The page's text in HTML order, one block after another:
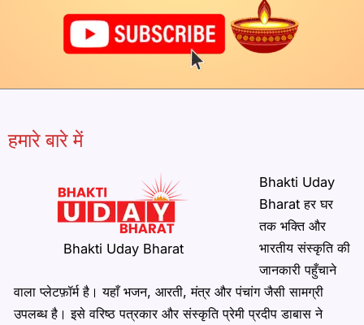
हमारे बारे में
Bhakti Uday Bharat
Bhakti Uday
Bharat हर घर
तक भक्ति और
भारतीय संस्कृति की
जानकारी पहुँचाने
वाला प्लेटफ़ॉर्म है। यहाँ भजन, आरती, मंत्र और पंचांग जैसी सामग्री
उपलब्ध है। इसे वरिष्ठ पत्रकार और संस्कृति प्रेमी प्रदीप डाबास ने